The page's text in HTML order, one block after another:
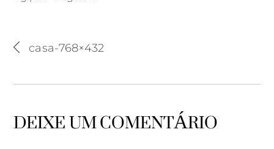
casa-768×432
DEIXE UM COMENTÁRIO